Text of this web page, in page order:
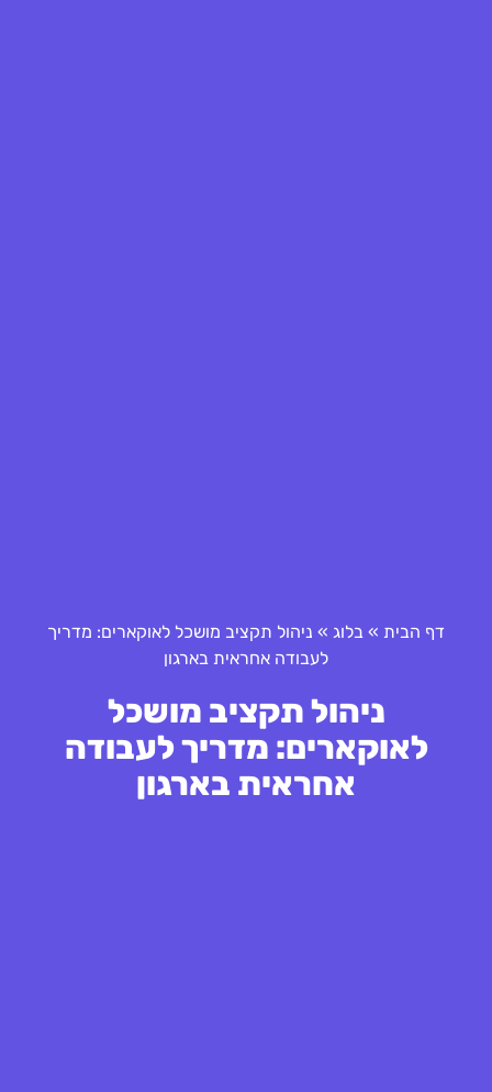
דף הבית » בלוג » ניהול תקציב מושכל לאוקארים: מדריך
לעבודה אחראית בארגון
ניהול תקציב מושכל
לאוקארים: מדריך לעבודה
אחראית בארגון